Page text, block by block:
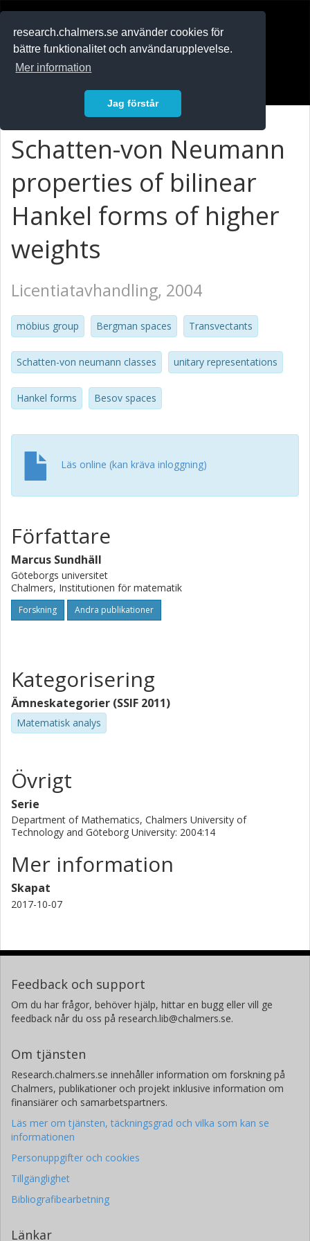
research.chalmers.se använder cookies för
bättre funktionalitet och användarupplevelse.
Mer information
Jag förstår
Schatten-von Neumann
properties of bilinear
Hankel forms of higher
weights
Licentiatavhandling, 2004
möbius group Bergman spaces Transvectants
Schatten-von neumann classes unitary representations
Hankel forms Besov spaces
Läs online (kan kräva inloggning)
Författare
Marcus Sundhäll
Göteborgs universitet
Chalmers, Institutionen för matematik
Forskning Andra publikationer
Kategorisering
Ämneskategorier (SSIF 2011)
Matematisk analys
Övrigt
Serie
Department of Mathematics, Chalmers University of
Technology and Göteborg University: 2004:14
Mer information
Skapat
2017-10-07
Feedback och support
Om du har frågor, behöver hjälp, hittar en bugg eller vill ge
feedback når du oss på research.lib@chalmers.se.
Om tjänsten
Research.chalmers.se innehåller information om forskning på
Chalmers, publikationer och projekt inklusive information om
finansiärer och samarbetspartners.
Läs mer om tjänsten, täckningsgrad och vilka som kan se
informationen
Personuppgifter och cookies
Tillgänglighet
Bibliografibearbetning
Länkar